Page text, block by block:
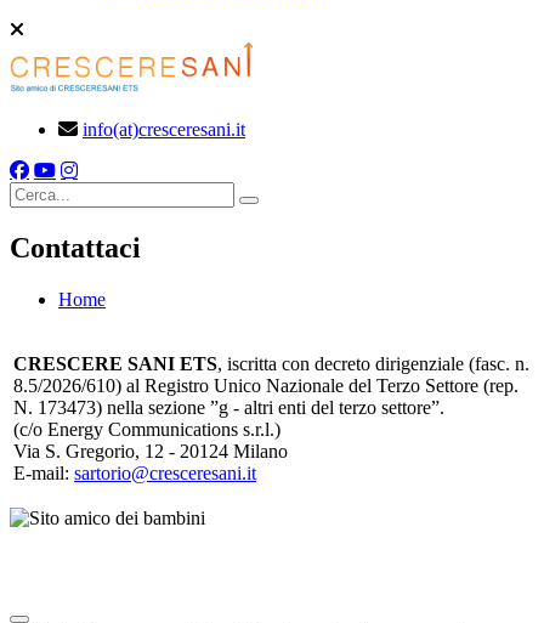
info(at)cresceresani.it
Cerca
Contattaci
Home
CRESCERE SANI ETS, iscritta con decreto dirigenziale (fasc. n.
8.5/2026/610) al Registro Unico Nazionale del Terzo Settore (rep.
N. 173473) nella sezione ”g - altri enti del terzo settore”.
(c/o Energy Communications s.r.l.)
Via S. Gregorio, 12 - 20124 Milano
E-mail: sartorio@cresceresani.it